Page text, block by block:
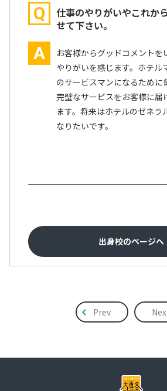
Q
仕事のやりがいやこれか
せて下さい。
A
お客様からグッドコメントを
やりがいを感じます。ホテル
のサービスマンになるために
完璧なサービスをお客様に届
ます。将来はホテルのゼネラ
なりたいです。
出身校のページへ
Prev